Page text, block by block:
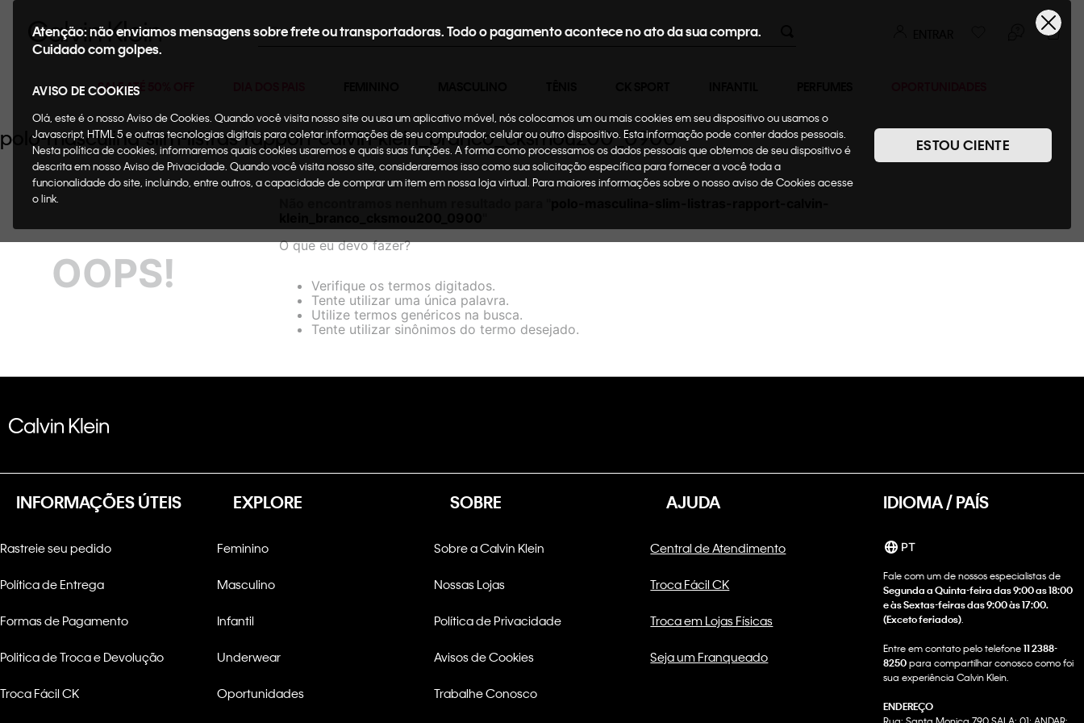
Buscar
SALE ATÉ 50% OFF
Atenção: não enviamos mensagens sobre frete ou transportadoras. Todo o pagamento acontece no ato da sua compra.
Cuidado com golpes.
AVISO DE COOKIES
Olá, este é o nosso Aviso de Cookies. Quando você visita nosso site ou usa um aplicativo móvel, nós colocamos um ou mais cookies em seu dispositivo ou usamos o
Javascript, HTML 5 e outras tecnologias digitais para coletar informações de seu computador, celular ou outro dispositivo. Esta informação pode conter dados pessoais.
Nesta política de cookies, informaremos quais cookies usaremos e quais suas funções. A forma como processamos os dados pessoais que obtemos de seu dispositivo é
descrita em nosso Aviso de Privacidade. Quando você visita nosso site, consideraremos isso como sua solicitação específica para fornecer a você toda a
funcionalidade do site, incluindo, entre outros, a capacidade de comprar um item em nossa loja virtual. Para maiores informações sobre o nosso aviso de Cookies acesse
o link.
ESTOU CIENTE
polo-masculina-slim-listras-rapport-calvin-klein_branco_cksmou200_0900
OOPS!
O que eu devo fazer?
Verifique os termos digitados.
Tente utilizar uma única palavra.
Utilize termos genéricos na busca.
Tente utilizar sinônimos do termo desejado.
INFORMAÇÕES ÚTEIS
Rastreie seu pedido
Política de Entrega
Formas de Pagamento
Politica de Troca e Devolução
Troca Fácil CK
EXPLORE
Feminino
Masculino
Infantil
Underwear
Oportunidades
SOBRE
Sobre a Calvin Klein
Nossas Lojas
Política de Privacidade
Avisos de Cookies
Trabalhe Conosco
AJUDA
Central de Atendimento
Troca Fácil CK
Troca em Lojas Físicas
Seja um Franqueado
IDIOMA / PAÍS
PT
Fale com um de nossos especialistas de
Segunda a Quinta-feira das 9:00 as 18:00
e às Sextas-feiras das 9:00 às 17:00.
(Exceto feriados)
Entre em contato pelo telefone11 2388-
8250para compartilhar conosco como foi
sua experiência Calvin Klein.
ENDEREÇO